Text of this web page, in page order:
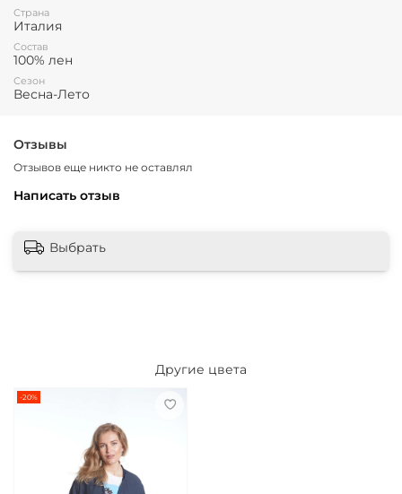
Страна
Италия
Состав
100% лен
Сезон
Весна-Лето
Отзывы
Отзывов еще никто не оставлял
Написать отзыв
Выбрать
Другие цвета
-20%